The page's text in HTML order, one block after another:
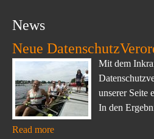
News
Neue
Mit dem
unserer Seite
In den
Read more